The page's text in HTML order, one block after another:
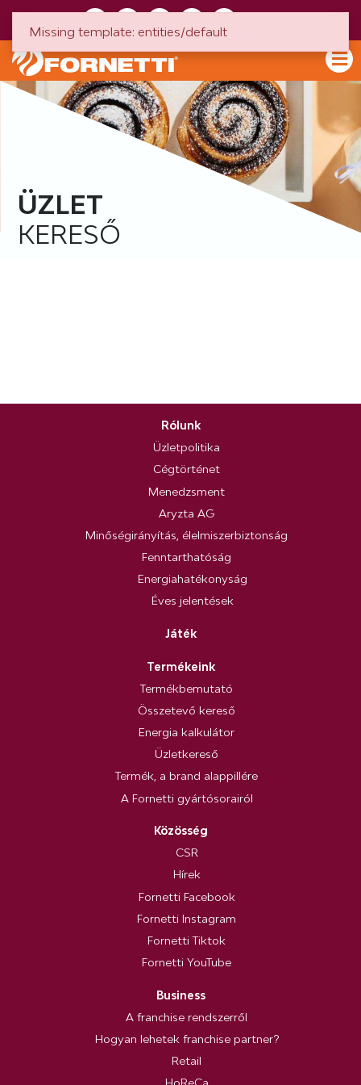
ÜZLET
KERESŐ
Rólunk
Üzletpolitika
Cégtörténet
Menedzsment
Aryzta AG
Minőségirányítás, élelmiszerbiztonság
Fenntarthatóság
Energiahatékonyság
Éves jelentések
Játék
Termékeink
Termékbemutató
Összetevő kereső
Energia kalkulátor
Üzletkereső
Termék, a brand alappillére
A Fornetti gyártósorairól
Közösség
CSR
Hírek
Fornetti Facebook
Fornetti Instagram
Fornetti Tiktok
Fornetti YouTube
Business
A franchise rendszerről
Hogyan lehetek franchise partner?
Retail
Missing template: entities/default